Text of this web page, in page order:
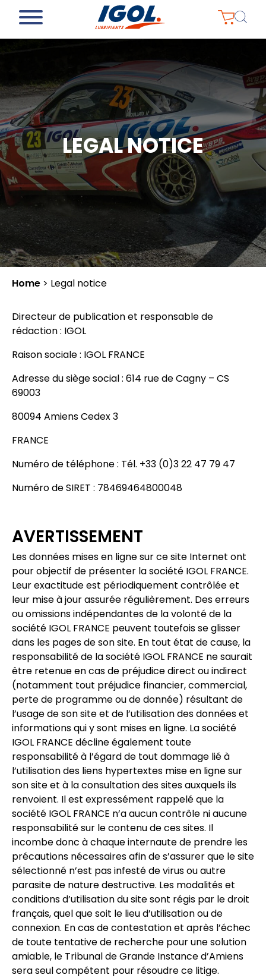
LEGAL NOTICE
Home > Legal notice
Directeur de publication et responsable de
rédaction : IGOL
Raison sociale : IGOL FRANCE
Adresse du siège social : 614 rue de Cagny – CS
69003
80094 Amiens Cedex 3
FRANCE
Numéro de téléphone : Tél. +33 (0)3 22 47 79 47
Numéro de SIRET : 78469464800048
AVERTISSEMENT
Les données mises en ligne sur ce site Internet ont
pour objectif de présenter la société IGOL FRANCE.
Leur exactitude est périodiquement contrôlée et
leur mise à jour assurée régulièrement. Des erreurs
ou omissions indépendantes de la volonté de la
société IGOL FRANCE peuvent toutefois se glisser
dans les pages de son site. En tout état de cause, la
responsabilité de la société IGOL FRANCE ne saurait
être retenue en cas de préjudice direct ou indirect
(notamment tout préjudice financier, commercial,
perte de programme ou de donnée) résultant de
l’usage de son site et de l’utilisation des données et
informations qui y sont mises en ligne. La société
IGOL FRANCE décline également toute
responsabilité à l’égard de tout dommage lié à
l’utilisation des liens hypertextes mise en ligne sur
son site et à la consultation des sites auxquels ils
renvoient. Il est expressément rappelé que la
société IGOL FRANCE n’a aucun contrôle ni aucune
responsabilité sur le contenu de ces sites. Il
incombe donc à chaque internaute de prendre les
précautions nécessaires afin de s’assurer que le site
sélectionné n’est pas infesté de virus ou autre
parasite de nature destructive. Les modalités et
conditions d’utilisation du site sont régis par le droit
français, quel que soit le lieu d’utilisation ou de
connexion. En cas de contestation et après l’échec
de toute tentative de recherche pour une solution
amiable, le Tribunal de Grande Instance d’Amiens
sera seul compétent pour résoudre ce litige.